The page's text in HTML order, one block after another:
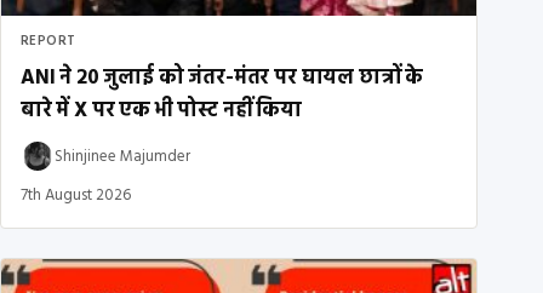
REPORT
ANI ने 20 जुलाई को जंतर-मंतर पर घायल छात्रों के
बारे में X पर एक भी पोस्ट नहीं किया
Shinjinee Majumder
7th August 2026